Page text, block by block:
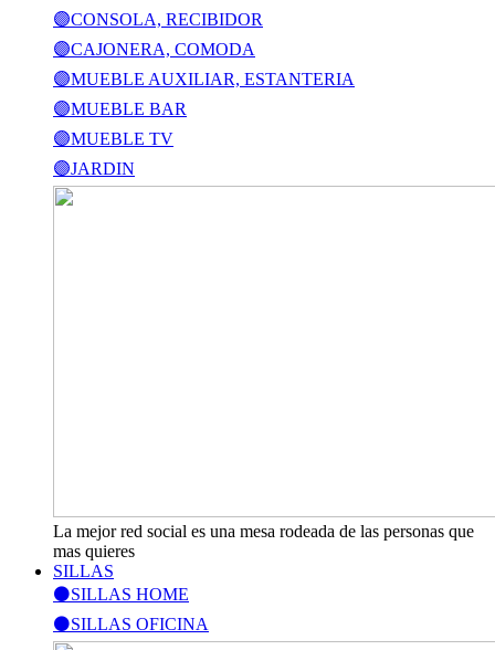
🟣CONSOLA, RECIBIDOR
🟣CAJONERA, COMODA
🟣MUEBLE AUXILIAR, ESTANTERIA
🟣MUEBLE BAR
🟣MUEBLE TV
🟣JARDIN
La mejor red social es una mesa rodeada de las personas que
mas quieres
SILLAS
⚫SILLAS HOME
⚫SILLAS OFICINA